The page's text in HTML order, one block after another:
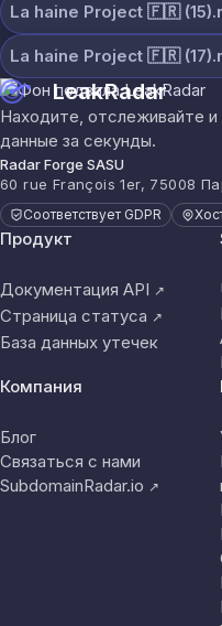
La haine Project 🇫🇷
La haine Project 🇫🇷
LeakRadar
Находите, отслеживайте
данные за секунды.
Radar Forge SASU
60 rue François 1er, 75008
Соответствует GDPR
Продукт
Документация API ↗
Страница статуса ↗
База данных утечек
Компания
Блог
Связаться с нами
SubdomainRadar.io ↗